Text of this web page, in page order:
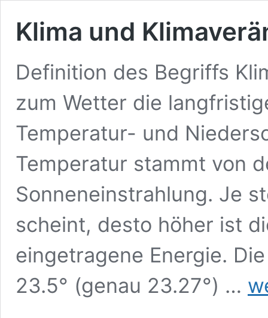
Klima und
Definition des Begriffs
zum Wetter die
Temperatur- und
Temperatur stammt von
Sonneneinstrahlung. Je
scheint, desto höher ist
eingetragene Energie.
23.5° (genau 23.27°) …
und